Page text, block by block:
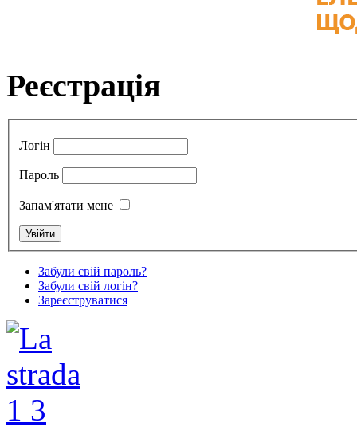
Реєстрація
Логін
Пароль
Запам'ятати мене
Забули свій пароль?
Забули свій логін?
Зареєструватися